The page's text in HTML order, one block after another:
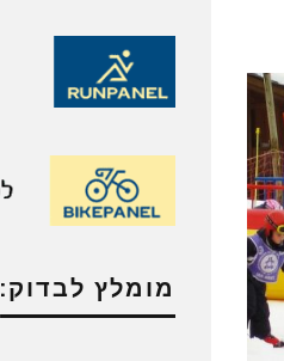
מומלץ לבדוק: